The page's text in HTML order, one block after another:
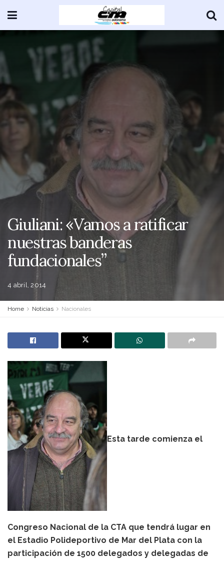
Giuliani: «Vamos a ratificar
nuestras banderas
fundacionales”
4 abril, 2014
Home Noticias Nacionales
Esta tarde comienza el
Congreso Nacional de la CTA que tendrá lugar en
el Estadio Polideportivo de Mar del Plata con la
participación de 1500 delegados y delegadas de